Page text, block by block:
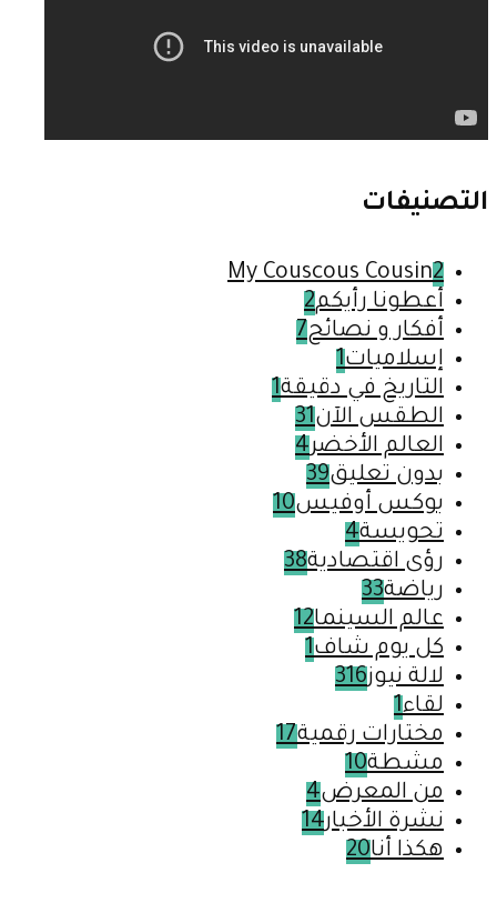
التصنيفات
My Couscous Cousin2
أعطونا رأيكم2
أفكار و نصائح7
إسلاميات1
التاريخ في دقيقة1
الطقس الآن31
العالم الأخضر4
بدون تعليق39
بوكس أوفيس10
تحويسة4
رؤى اقتصادية38
رياضة33
عالم السينما12
كل يوم شاف1
لالة نيوز316
لقاء1
مختارات رقمية17
مشطة10
من المعرض4
نشرة الأخبار14
هكذا أنا20